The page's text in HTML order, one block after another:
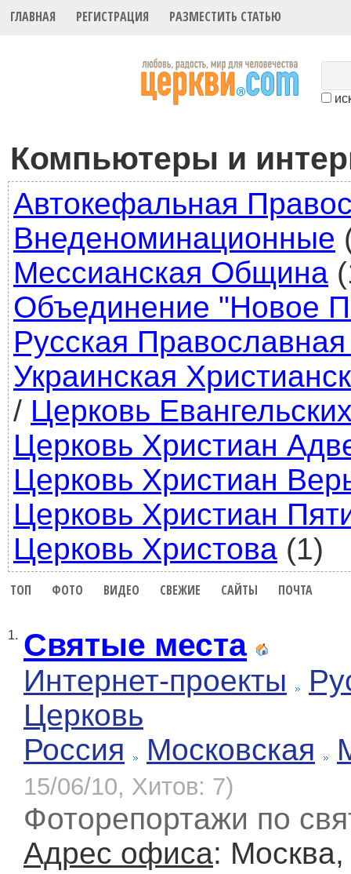
ГЛАВНАЯ РЕГИСТРАЦИЯ РАЗМЕСТИТЬ СТАТЬЮ
Компьютеры и
Автокефальная
Внеденоминационные
Мессианская Община
Объединение "Новое
Русская
Украинская
/ Церковь
Церковь Христиан
Церковь Христиан
Церковь Христиан
Церковь Христова (1)
ТОП ФОТО ВИДЕО СВЕЖИЕ САЙТЫ ПОЧТА
1. Святые места
Интернет-проекты
Церковь
Россия
Московская
15/06/10, Хитов: 7)
Фоторепортажи по
Адрес офиса: